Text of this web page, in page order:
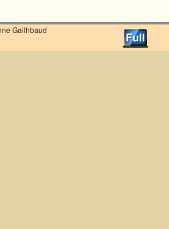
Gailhbaud